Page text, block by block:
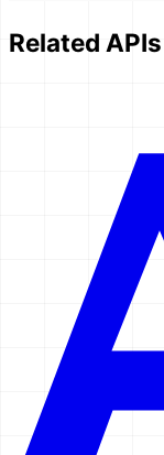
Related APIs